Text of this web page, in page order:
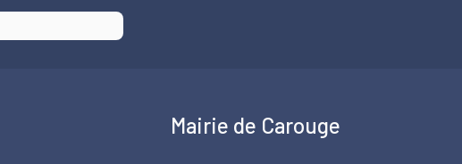
Mairie de Carouge